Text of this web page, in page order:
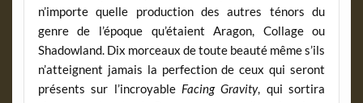
n’importe quelle production des autres ténors du
genre de l’époque qu’étaient Aragon, Collage ou
Shadowland. Dix morceaux de toute beauté même s’ils
n’atteignent jamais la perfection de ceux qui seront
présents sur l’incroyable Facing Gravity, qui sortira